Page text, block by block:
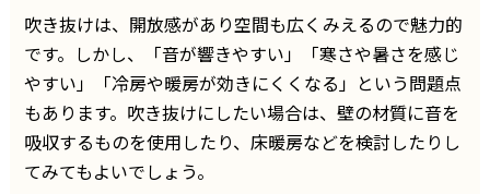
吹き抜けは、開放感があり空間も広くみえるので魅力的
です。しかし、「音が響きやすい」「寒さや暑さを感じ
やすい」「冷房や暖房が効きにくくなる」という問題点
もあります。吹き抜けにしたい場合は、壁の材質に音を
吸収するものを使用したり、床暖房などを検討したりし
てみてもよいでしょう。